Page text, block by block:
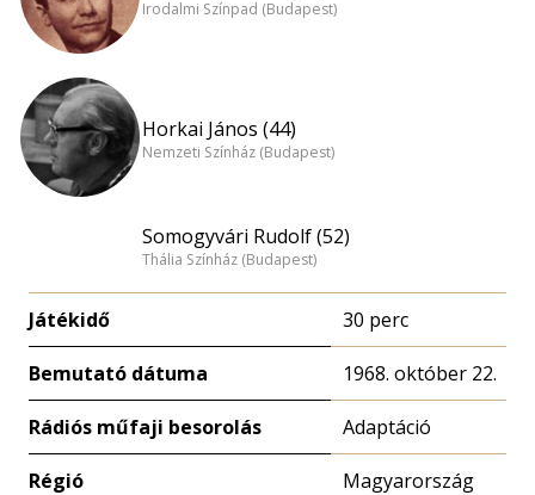
Irodalmi Színpad (Budapest)
Horkai János (44)
Nemzeti Színház (Budapest)
Somogyvári Rudolf (52)
Thália Színház (Budapest)
Játékidő 30 perc
Bemutató dátuma 1968. október 22.
Rádiós műfaji besorolás Adaptáció
Régió
Magyarország